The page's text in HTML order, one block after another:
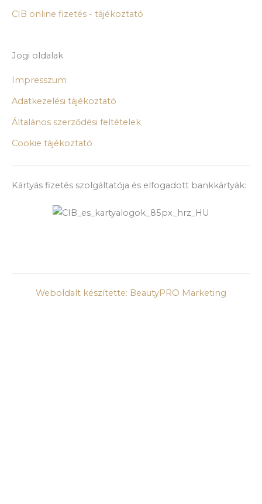
CIB online fizetés - tájékoztató
Jogi oldalak
Impresszum
Adatkezelési tájékoztató
Általános szerződési feltételek
Cookie tájékoztató
Kártyás fizetés szolgáltatója és elfogadott bankkártyák:
Weboldalt készítette: BeautyPRO Marketing